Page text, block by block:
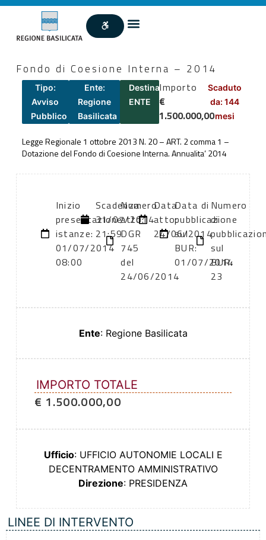
Fondo di Coesione Interna – 2014
Tipo:
Avviso
Pubblico
Ente:
Regione
Basilicata
Destinatari:
ENTE
Importo
€
1.500.000,00
Scaduto
da: 144
mesi
Legge Regionale 1 ottobre 2013 N. 20 – ART. 2 comma 1 –
Dotazione del Fondo di Coesione Interna. Annualita’ 2014
Inizio
presentazione
istanze:
01/07/2014
08:00
Scadenza:
31/07/2014
21:59
Numero
atto:
DGR
745
del
24/06/2014
Data
atto:
24/06/2014
Data di
pubblicazione
sul
BUR:
01/07/2014
Numero
di
sul
BUR:
23
Ente: Regione Basilicata
IMPORTO TOTALE
€ 1.500.000,00
Ufficio: UFFICIO AUTONOMIE LOCALI E
DECENTRAMENTO AMMINISTRATIVO
Direzione: PRESIDENZA
LINEE DI INTERVENTO